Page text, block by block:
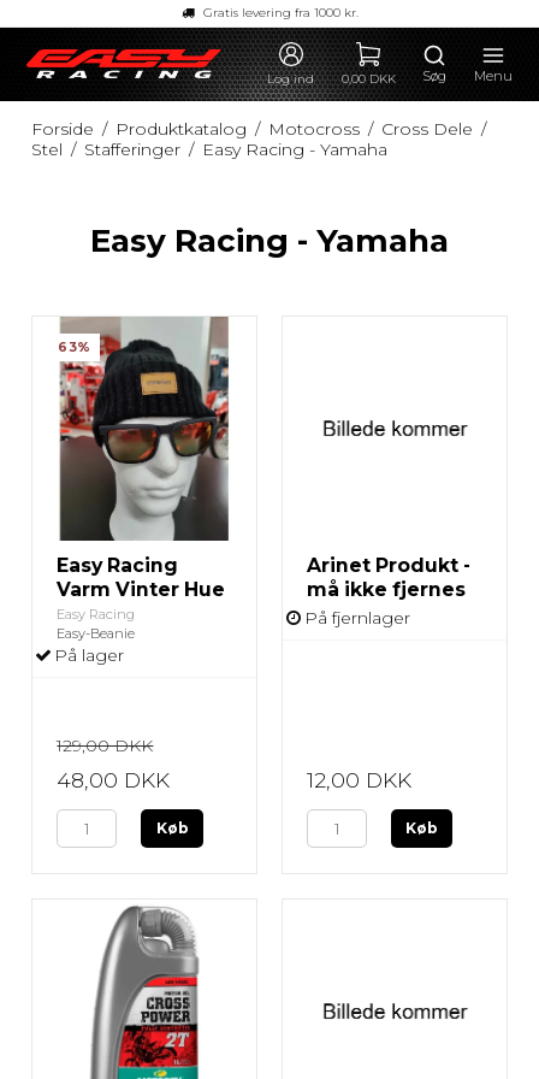
Gratis levering fra 1000 kr.
Log ind 0,00 DKK Søg Menu
Forside / Produktkatalog / Motocross / Cross Dele /
Stel / Stafferinger / Easy Racing - Yamaha
Easy Racing - Yamaha
63%
Easy Racing
Varm Vinter Hue
Easy Racing
Easy-Beanie
På lager
129,00 DKK
48,00 DKK
Køb
Arinet Produkt -
må ikke fjernes
På fjernlager
12,00 DKK
Køb